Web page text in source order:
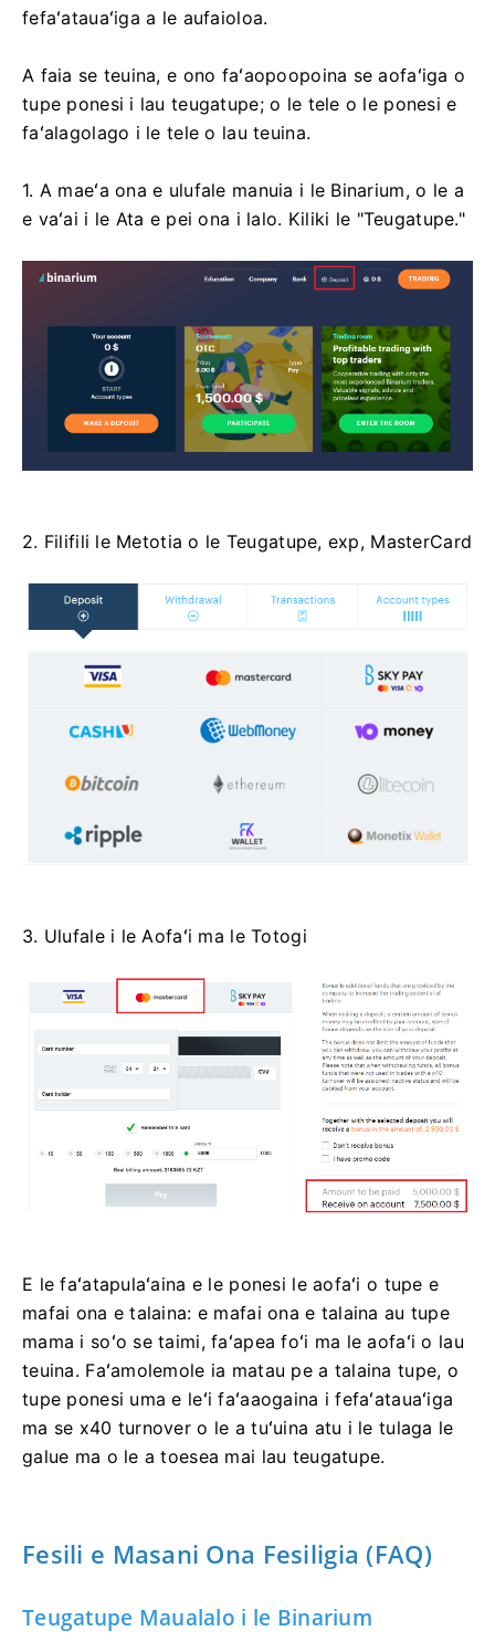
fefaʻatauaʻiga a le aufaioloa.
A faia se teuina, e ono faʻaopoopoina se aofaʻiga o
tupe ponesi i lau teugatupe; o le tele o le ponesi e
faʻalagolago i le tele o lau teuina.
1. A maeʻa ona e ulufale manuia i le Binarium, o le a
e vaʻai i le Ata e pei ona i lalo. Kiliki le "Teugatupe."
2. Filifili le Metotia o le Teugatupe, exp, MasterCard
3. Ulufale i le Aofaʻi ma le Totogi
E le faʻatapulaʻaina e le ponesi le aofaʻi o tupe e
mafai ona e talaina: e mafai ona e talaina au tupe
mama i soʻo se taimi, faʻapea foʻi ma le aofaʻi o lau
teuina. Faʻamolemole ia matau pe a talaina tupe, o
tupe ponesi uma e leʻi faʻaaogaina i fefaʻatauaʻiga
ma se x40 turnover o le a tuʻuina atu i le tulaga le
galue ma o le a toesea mai lau teugatupe.
Fesili e Masani Ona Fesiligia (FAQ)
Teugatupe Maualalo i le Binarium